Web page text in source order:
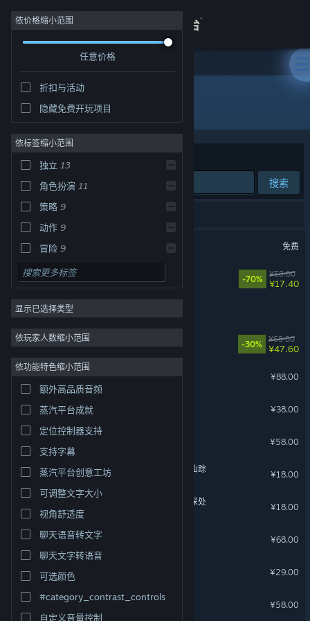
登录
关于
客服
依价格缩小范围
任意价格
折扣与活动
隐藏免费开玩项目
依标签缩小范围
独立 13
角色扮演 11
策略 9
动作 9
冒险 9
单人 8
多人 7
2D 7
模拟 5
合作 5
抢先体验 4
休闲 4
类 Rogue 4
射击 4
轻度 Rogue 4
显示已选择类型
依玩家人数缩小范围
依功能特色缩小范围
额外高品质音频
蒸汽平台成就
定位控制器支持
支持字幕
蒸汽平台创意工坊
可调整文字大小
视角舒适度
聊天语音转文字
聊天文字转语音
可选颜色
#category_contrast_controls
自定义音量控制
所有产品
搜索
免费
-70%
¥58.00
¥17.40
-30%
¥68.00
¥47.60
¥88.00
艾希
¥38.00
小飞船大冒险
¥58.00
了不起的修仙模拟器 - 武当仙踪
¥18.00
了不起的修仙模拟器 - 竹林深处
¥18.00
哥布林弹球
¥68.00
¥29.00
微光之镜
¥58.00